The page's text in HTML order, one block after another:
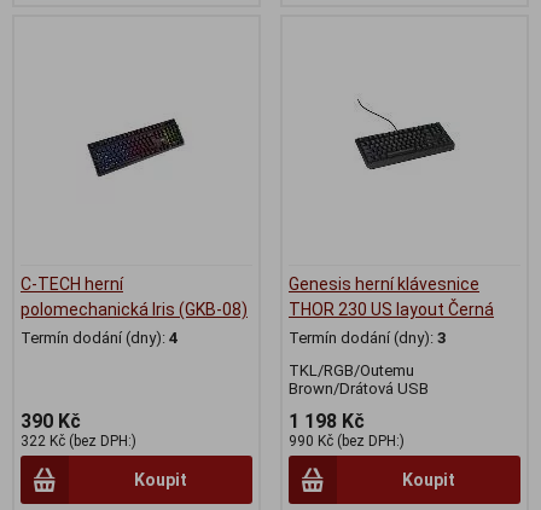
C-TECH herní
polomechanická Iris (GKB-08)
Termín dodání (dny): 4
390 Kč
322 Kč (bez DPH:)
Koupit
Genesis herní klávesnice
THOR 230 US layout Černá
Termín dodání (dny): 3
TKL/RGB/Outemu
Brown/Drátová USB
1 198 Kč
990 Kč (bez DPH:)
Koupit